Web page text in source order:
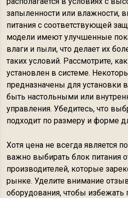
запыленности или влажности,
питания с соответствующей
модели имеют улучшенные
влаги и пыли, что делает их
таких условий. Рассмотрите,
установлен в системе.
предназначены для установки
быть настольными или
управления. Убедитесь, что
подходит по размеру и форме
Хотя цена не всегда является
важно выбирать блок питания
производителей, которые
рынке. Уделите внимание
оборудования, чтобы избежать